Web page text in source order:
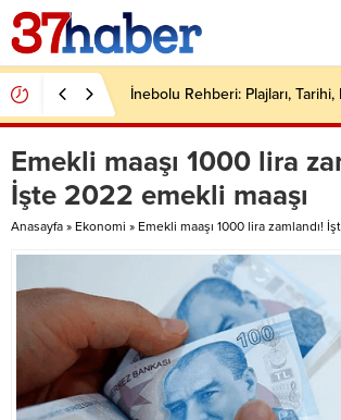
İnebolu Rehberi: Plajları,
Emekli maaşı 1000 lira
İşte 2022 emekli maaşı
Anasayfa » Ekonomi » Emekli maaşı 1000 lira zamlandı!